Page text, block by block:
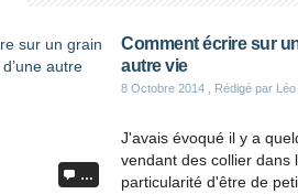
…
Comment écrire sur
autre vie
8 Octobre 2014 , Rédigé par
J'avais évoqué il y a
vendant des collier dans
particularité d'être de